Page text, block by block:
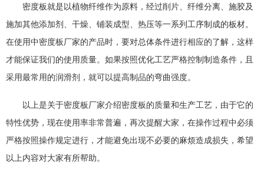
密度板就是以植物纤维作为原料，经过削片、纤维分离、施胶及
施加其他添加剂、干燥、铺装成型、热压等一系列工序制成的板材。
在使用中密度板厂家的产品时，要对总体条件进行相应的了解，这样
才能保证我们的使用质量。如果按照优化工艺严格控制制造条件，且
采用最常用的润滑剂，就可以提高制品的弯曲强度。
以上是关于密度板厂家介绍密度板的质量和生产工艺，由于它的
特性优势，现在使用率非常普遍，再次提醒大家，在操作过程中必须
严格按照操作规定进行，才能避免出现不必要的麻烦造成损失，希望
以上内容对大家有所帮助。